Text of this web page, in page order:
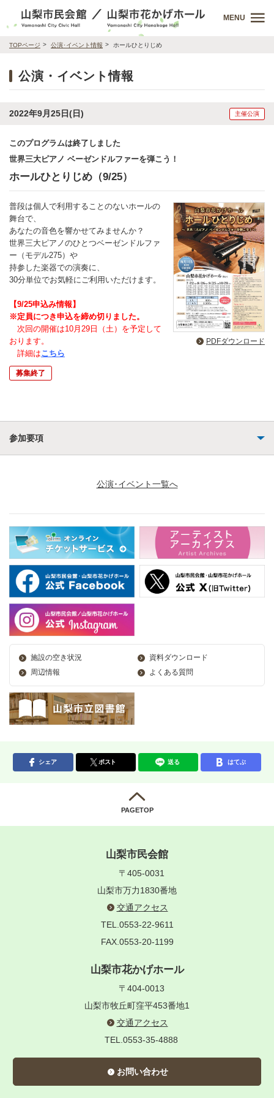
MENU
TOPページ 公演･イベント情報 ホールひとりじめ
公演・イベント情報
2022年9月25日(日) 主催公演
このプログラムは終了しました
世界三大ピアノ ベーゼンドルファーを弾こう！
ホールひとりじめ（9/25）
普段は個人で利用することのないホールの
舞台で、
あなたの音色を響かせてみませんか？
世界三大ピアノのひとつベーゼンドルファ
ー（モデル275）や
持参した楽器での演奏に、
30分単位でお気軽にご利用いただけます。
【9/25申込み情報】
※定員につき申込を締め切りました。
次回の開催は10月29日（土）を予定して
おります。
詳細はこちら
募集終了
PDFダウンロード
参加要項
公演･イベント一覧へ
施設の空き状況
資料ダウンロード
周辺情報
よくある質問
シェア ポスト 送る はてぶ
PAGETOP
山梨市民会館
〒405-0031
山梨市万力1830番地
交通アクセス
TEL.0553-22-9611
FAX.0553-20-1199
山梨市花かげホール
〒404-0013
山梨市牧丘町窪平453番地1
交通アクセス
TEL.0553-35-4888
お問い合わせ